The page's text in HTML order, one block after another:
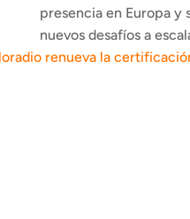
presencia en Europa y
nuevos desafíos a
renueva la